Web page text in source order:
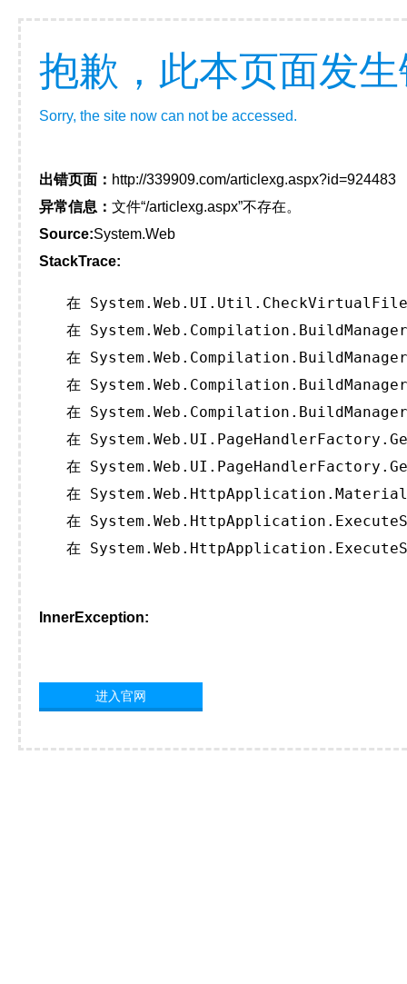
抱歉，此本页面发
Sorry, the site now can not be accessed.
出错页面： http://339909.com/articlexg.aspx?id=924483
异常信息： 文件“/articlexg.aspx”不存在。
Source:System.Web
StackTrace:
在
在
在
在
在
在
在
在
在
在
InnerException:
进入官网